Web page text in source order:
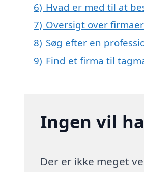
6) Hvad er med til at
7) Oversigt over
8) Søg efter en
9) Find et firma til
Ingen vil
Der er ikke meget